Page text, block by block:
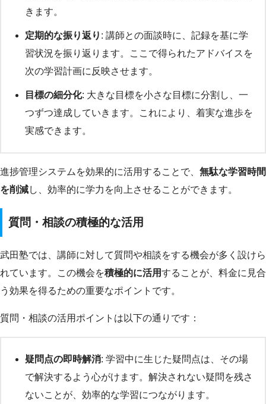
きます。
定期的な振り返り : 講師との面談時に、記録を基に学
習状況を振り返ります。ここで得られたアドバイスを
次の学習計画に反映させます。
目標の細分化: 大きな目標を小さな目標に分割し、一
つずつ達成していきます。これにより、着実な進歩を
実感できます。
進捗管理システムを効果的に活用することで、 無駄な学習時間
を削減し、効率的に学力を向上させることができます。
質問・相談の積極的な活用
武田塾では、講師に対して質問や相談をする機会が多く設けら
れています。この機会を積極的に活用することが、料金に見合
う効果を得るための重要なポイントです。
質問・相談の活用ポイントは以下の通りです：
疑問点の即時解消: 学習中に生じた疑問点は、その場
で解決するよう心がけます。解決されない疑問を残さ
ないことが、効率的な学習につながります。